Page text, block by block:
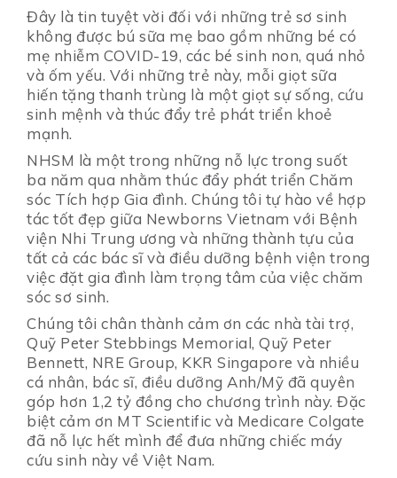
Đây là tin tuyệt vời đối với những trẻ sơ sinh
không được bú sữa mẹ bao gồm những bé có
mẹ nhiễm COVID-19, các bé sinh non, quá nhỏ
và ốm yếu. Với những trẻ này, mỗi giọt sữa
hiến tặng thanh trùng là một giọt sự sống, cứu
sinh mệnh và thúc đẩy trẻ phát triển khoẻ
mạnh.
NHSM là một trong những nỗ lực trong suốt
ba năm qua nhằm thúc đẩy phát triển Chăm
sóc Tích hợp Gia đình. Chúng tôi tự hào về hợp
tác tốt đẹp giữa Newborns Vietnam với Bệnh
viện Nhi Trung ương và những thành tựu của
tất cả các bác sĩ và điều dưỡng bệnh viện trong
việc đặt gia đình làm trọng tâm của việc chăm
sóc sơ sinh.
Chúng tôi chân thành cảm ơn các nhà tài trợ,
Quỹ Peter Stebbings Memorial, Quỹ Peter
Bennett, NRE Group, KKR Singapore và nhiều
cá nhân, bác sĩ, điều dưỡng Anh/Mỹ đã quyên
góp hơn 1,2 tỷ đồng cho chương trình này. Đặc
biệt cảm ơn MT Scientific và Medicare Colgate
đã nỗ lực hết mình để đưa những chiếc máy
cứu sinh này về Việt Nam.